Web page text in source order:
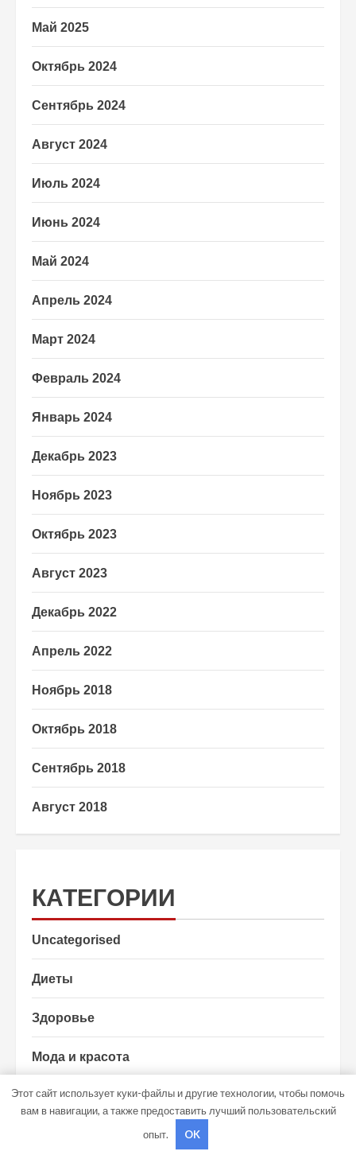
Май 2025
Октябрь 2024
Сентябрь 2024
Август 2024
Июль 2024
Июнь 2024
Май 2024
Апрель 2024
Март 2024
Февраль 2024
Январь 2024
Декабрь 2023
Ноябрь 2023
Октябрь 2023
Август 2023
Декабрь 2022
Апрель 2022
Ноябрь 2018
Октябрь 2018
Сентябрь 2018
Август 2018
КАТЕГОРИИ
Uncategorised
Диеты
Здоровье
Мода и красота
Новости плюс
Продукты питания
Этот сайт использует куки-файлы и другие технологии, чтобы помочь
вам в навигации, а также предоставить лучший пользовательский
опыт.
OK